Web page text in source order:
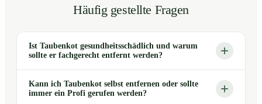
Häufig gestellte Fragen
Ist Taubenkot gesundheitsschädlich und warum
sollte er fachgerecht entfernt werden?
Kann ich Taubenkot selbst entfernen oder sollte
immer ein Profi gerufen werden?